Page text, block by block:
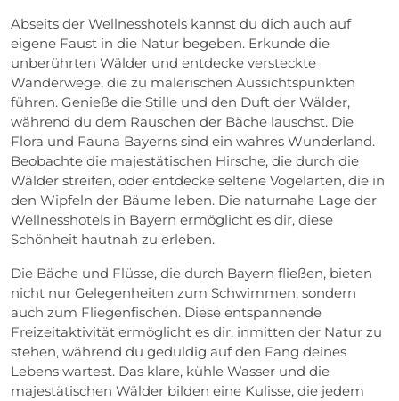
Abseits der Wellnesshotels kannst du dich auch auf
eigene Faust in die Natur begeben. Erkunde die
unberührten Wälder und entdecke versteckte
Wanderwege, die zu malerischen Aussichtspunkten
führen. Genieße die Stille und den Duft der Wälder,
während du dem Rauschen der Bäche lauschst. Die
Flora und Fauna Bayerns sind ein wahres Wunderland.
Beobachte die majestätischen Hirsche, die durch die
Wälder streifen, oder entdecke seltene Vogelarten, die in
den Wipfeln der Bäume leben. Die naturnahe Lage der
Wellnesshotels in Bayern ermöglicht es dir, diese
Schönheit hautnah zu erleben.
Die Bäche und Flüsse, die durch Bayern fließen, bieten
nicht nur Gelegenheiten zum Schwimmen, sondern
auch zum Fliegenfischen. Diese entspannende
Freizeitaktivität ermöglicht es dir, inmitten der Natur zu
stehen, während du geduldig auf den Fang deines
Lebens wartest. Das klare, kühle Wasser und die
majestätischen Wälder bilden eine Kulisse, die jedem